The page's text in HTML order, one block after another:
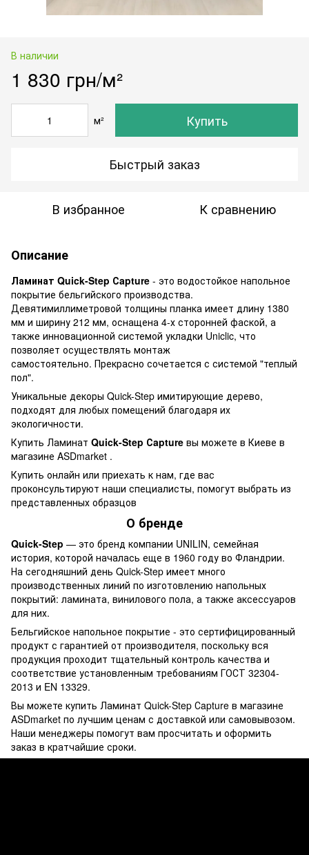
В наличии
1 830 грн/м²
м² Купить
Быстрый заказ
В избранное К сравнению
Описание
Ламинат Quick-Step Сapture - это водостойкое напольное
покрытие бельгийского производства.
Девятимиллиметровой толщины планка имеет длину 1380
мм и ширину 212 мм, оснащена 4-х сторонней фаской, а
также инновационной системой укладки Uniclic, что
позволяет осуществлять монтаж
самостоятельно. Прекрасно сочетается с системой "теплый
пол".
Уникальные декоры Quick-Step имитирующие дерево,
подходят для любых помещений благодаря их
экологичности.
Купить Ламинат Quick-Step Сapture вы можете в Киеве в
магазине ASDmarket .
Купить онлайн или приехать к нам, где вас
проконсультируют наши специалисты, помогут выбрать из
представленных образцов
О бренде
Quick-Step — это бренд компании UNILIN, семейная
история, которой началась еще в 1960 году во Фландрии.
На сегодняшний день Quick-Step имеет много
производственных линий по изготовлению напольных
покрытий: ламината, винилового пола, а также аксессуаров
для них.
Бельгийское напольное покрытие - это сертифицированный
продукт с гарантией от производителя, поскольку вся
продукция проходит тщательный контроль качества и
соответствие установленным требованиям ГОСТ 32304-
2013 и EN 13329.
Вы можете купить Ламинат Quick-Step Сapture в магазине
ASDmarket по лучшим ценам с доставкой или самовывозом.
Наши менеджеры помогут вам просчитать и оформить
заказ в кратчайшие сроки.